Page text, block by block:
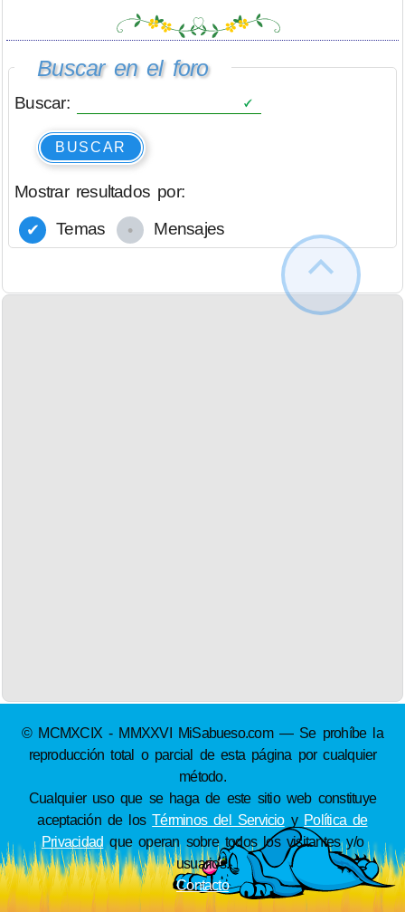
Buscar en el foro
Buscar:
BUSCAR
Mostrar resultados por:
Temas
Mensajes
© MCMXCIX - MMXXVI MiSabueso.com — Se prohíbe la
reproducción total o parcial de esta página por cualquier
método.
Cualquier uso que se haga de este sitio web constituye
aceptación de losTérminos del Servicioy Política de
Privacidad que operan sobre todos los visitantes y/o
usuarios.
Contacto